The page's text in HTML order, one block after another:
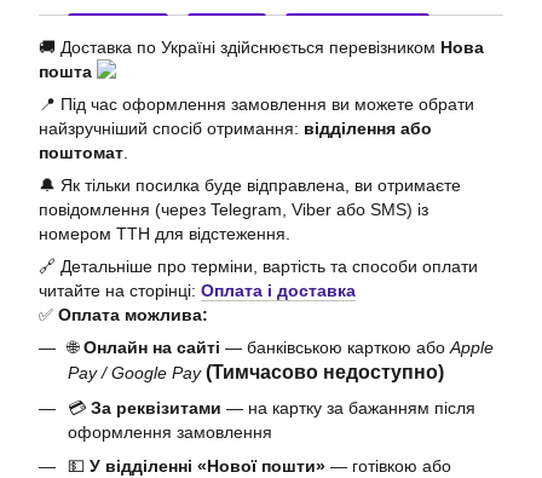
🚚 Доставка по Україні здійснюється перевізником Нова
пошта
📍 Під час оформлення замовлення ви можете обрати
найзручніший спосіб отримання: відділення або
поштомат
🔔 Як тільки посилка буде відправлена, ви отримаєте
повідомлення (через Telegram, Viber або SMS) із
номером ТТН для відстеження.
🔗 Детальніше про терміни, вартість та способи оплати
читайте на сторінці: Оплата і доставка
✅ Оплата можлива:
🌐Онлайн на сайті — банківською карткою або Apple
Pay / Google Pay (Тимчасово недоступно)
💳 За реквізитами — на картку за бажанням після
оформлення замовлення
💵 У відділенні «Нової пошти» — готівкою або